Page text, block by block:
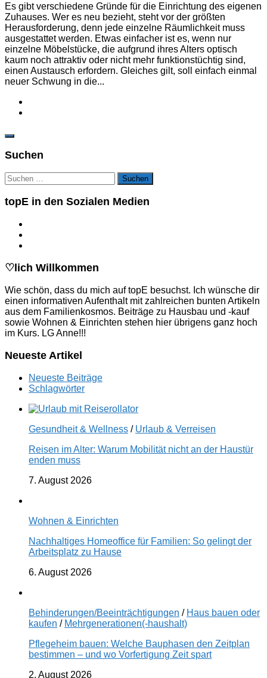
Es gibt verschiedene Gründe für die Einrichtung des eigenen
Zuhauses. Wer es neu bezieht, steht vor der größten
Herausforderung, denn jede einzelne Räumlichkeit muss
ausgestattet werden. Etwas einfacher ist es, wenn nur
einzelne Möbelstücke, die aufgrund ihres Alters optisch
kaum noch attraktiv oder nicht mehr funktionstüchtig sind,
einen Austausch erfordern. Gleiches gilt, soll einfach einmal
neuer Schwung in die...
Suchen
Suchen
nach:
topE in den Sozialen Medien
♡lich Willkommen
Wie schön, dass du mich auf topE besuchst. Ich wünsche dir
einen informativen Aufenthalt mit zahlreichen bunten Artikeln
aus dem Familienkosmos. Beiträge zu Hausbau und -kauf
sowie Wohnen & Einrichten stehen hier übrigens ganz hoch
im Kurs. LG Anne!!!
Neueste Artikel
Neueste Beiträge
Schlagwörter
Gesundheit & Wellness / Urlaub & Verreisen
Reisen im Alter: Warum Mobilität nicht an der Haustür
enden muss
7. August 2026
Wohnen & Einrichten
Nachhaltiges Homeoffice für Familien: So gelingt der
Arbeitsplatz zu Hause
6. August 2026
Behinderungen/Beeinträchtigungen / Haus bauen oder
kaufen / Mehrgenerationen(-haushalt)
Pflegeheim bauen: Welche Bauphasen den Zeitplan
bestimmen – und wo Vorfertigung Zeit spart
2. August 2026